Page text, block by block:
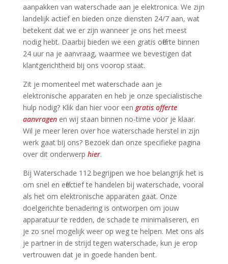
aanpakken van waterschade aan je elektronica.​ We zijn
landelijk actief en bieden onze diensten 24/7 aan, wat
betekent dat we er zijn wanneer je ons het meest
nodig hebt.​ Daarbij bieden we een gratis offerte binnen
24 uur na je aanvraag, waarmee we bevestigen dat
klantgerichtheid bij ons voorop staat.​
Zit je momenteel met waterschade aan je
elektronische apparaten en heb je onze specialistische
hulp nodig? Klik dan hier voor een gratis offerte
aanvragenen wij staan binnen no-time voor je klaar.​
Wil je meer leren over hoe waterschade herstel in zijn
werk gaat bij ons? Bezoek dan onze specifieke pagina
over dit onderwerp hier.​
Bij Waterschade 112 begrijpen we hoe belangrijk het is
om snel en effectief te handelen bij waterschade, vooral
als het om elektronische apparaten gaat.​ Onze
doelgerichte benadering is ontworpen om jouw
apparatuur te redden, de schade te minimaliseren, en
je zo snel mogelijk weer op weg te helpen.​ Met ons als
je partner in de strijd tegen waterschade, kun je erop
vertrouwen dat je in goede handen bent.​